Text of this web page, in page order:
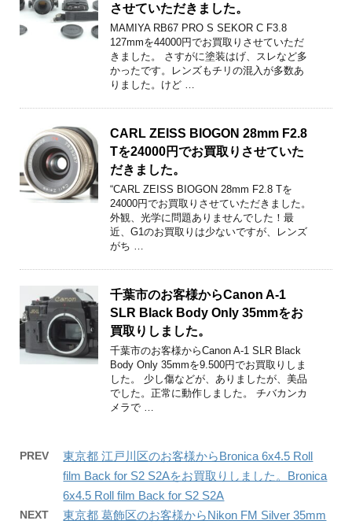
させていただきました。
MAMIYA RB67 PRO S SEKOR C F3.8
127mmを44000円でお買取りさせていただ
きました。 さすがに塗装はげ、スレなど多
かったです。レンズもチリの混入が多数あ
りました。けど …
CARL ZEISS BIOGON 28mm F2.8
Tを24000円でお買取りさせていた
だきました。
“CARL ZEISS BIOGON 28mm F2.8 Tを
24000円でお買取りさせていただきました。
外観、光学に問題ありませんでした！最
近、G1のお買取りは少ないですが、レンズ
がち …
千葉市のお客様からCanon A-1
SLR Black Body Only 35mmをお
買取りしました。
千葉市のお客様からCanon A-1 SLR Black
Body Only 35mmを9.500円でお買取りしま
した。 少し傷などが、ありましたが、美品
でした。正常に動作しました。 チバカンカ
メラで …
PREV
東京都 江戸川区のお客様からBronica 6x4.5 Roll
film Back for S2 S2Aをお買取りしました。Bronica
6x4.5 Roll film Back for S2 S2A
NEXT
東京都 葛飾区のお客様からNikon FM Silver 35mm